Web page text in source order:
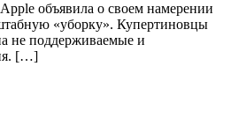
объявила о своем намерении
«уборку». Купертиновцы
не поддерживаемые и
[…]